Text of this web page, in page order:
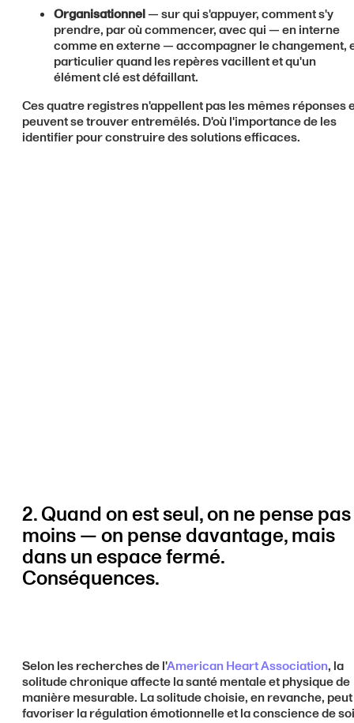
Organisationnel— sur qui s'appuyer, comment s'y
prendre, par où commencer, avec qui — en interne
comme en externe — accompagner le changement,
particulier quand les repères vacillent et qu'un
élément clé est défaillant.
Ces quatre registres n'appellent pas les mêmes réponses
peuvent se trouver entremêlés. D'où l'importance de les
identifier pour construire des solutions efficaces.
2. Quand on est seul, on ne pense pas
moins — on pense davantage, mais
dans un espace fermé.
Conséquences.
Selon les recherches de l'American Heart Association, la
solitude chronique affecte la santé mentale et physique de
manière mesurable. La solitude choisie, en revanche, peut
favoriser la régulation émotionnelle et la conscience de